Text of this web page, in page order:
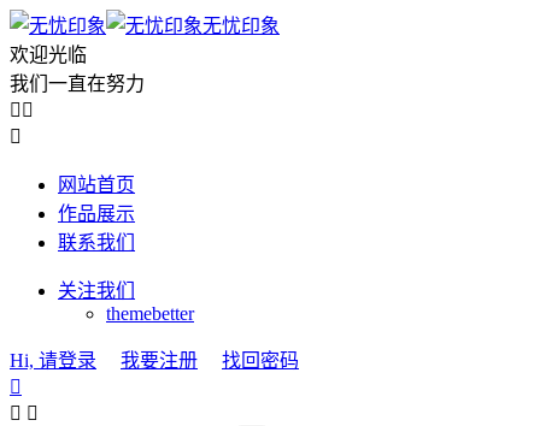
无忧印象
欢迎光临
我们一直在努力
 

网站首页
作品展示
联系我们
关注我们
themebetter
Hi, 请登录 我要注册
找回密码

 